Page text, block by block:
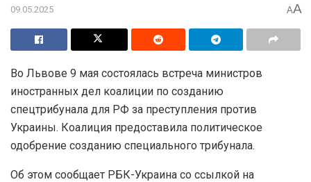
09.05.2025 AA
Во Львове 9 мая состоялась встреча министров
иностранных дел коалиции по созданию
спецтрибунала для РФ за преступления против
Украины. Коалиция предоставила политическое
одобрение созданию специального трибунала.
Об этом сообщает РБК-Украина со ссылкой на